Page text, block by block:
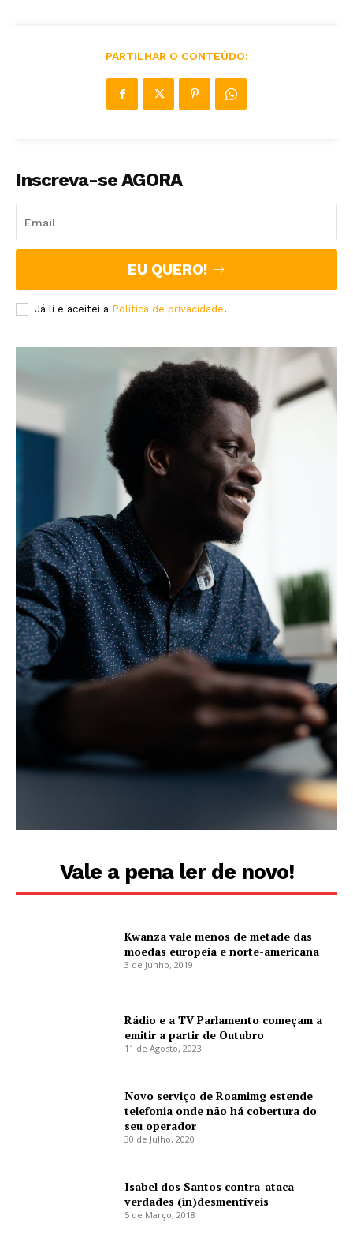
PARTILHAR O CONTEÚDO:
Inscreva-se AGORA
EU QUERO!
Já li e aceitei a Política de privacidade.
Vale a pena ler de novo!
Kwanza vale menos de metade das
moedas europeia e norte-americana
3 de Junho, 2019
Rádio e a TV Parlamento começam a
emitir a partir de Outubro
11 de Agosto, 2023
Novo serviço de Roamimg estende
telefonia onde não há cobertura do
seu operador
30 de Julho, 2020
Isabel dos Santos contra-ataca
verdades (in)desmentíveis
5 de Março, 2018